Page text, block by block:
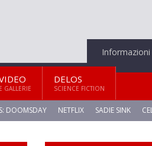
Informazioni
E GALLERIE
DELOS
SCIENCE FICTION
DOOMSDAY NETFLIX SADIE SINK